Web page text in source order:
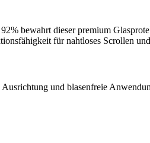
bewahrt dieser premium
für nahtloses Scrollen
und blasenfreie